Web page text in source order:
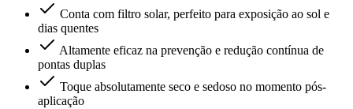
Conta com filtro solar, perfeito para exposição ao sol e
dias quentes
Altamente eficaz na prevenção e redução contínua de
pontas duplas
Toque absolutamente seco e sedoso no momento pós-
aplicação